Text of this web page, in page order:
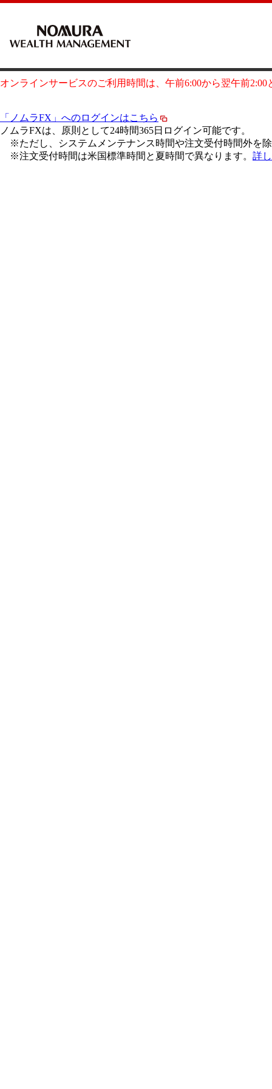
オンラインサービスのご利用時間は、午前6:00から翌午前2:00
「ノムラFX」へのログインはこちら
ノムラFXは、原則として24時間365日ログイン可能です。
※ただし、システムメンテナンス時間や注文受付時間外を
※注文受付時間は米国標準時間と夏時間で異なります。 詳